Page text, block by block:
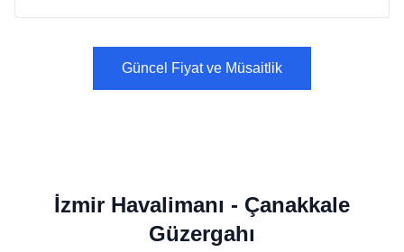
Güncel Fiyat ve Müsaitlik
İzmir Havalimanı - Çanakkale
Güzergahı